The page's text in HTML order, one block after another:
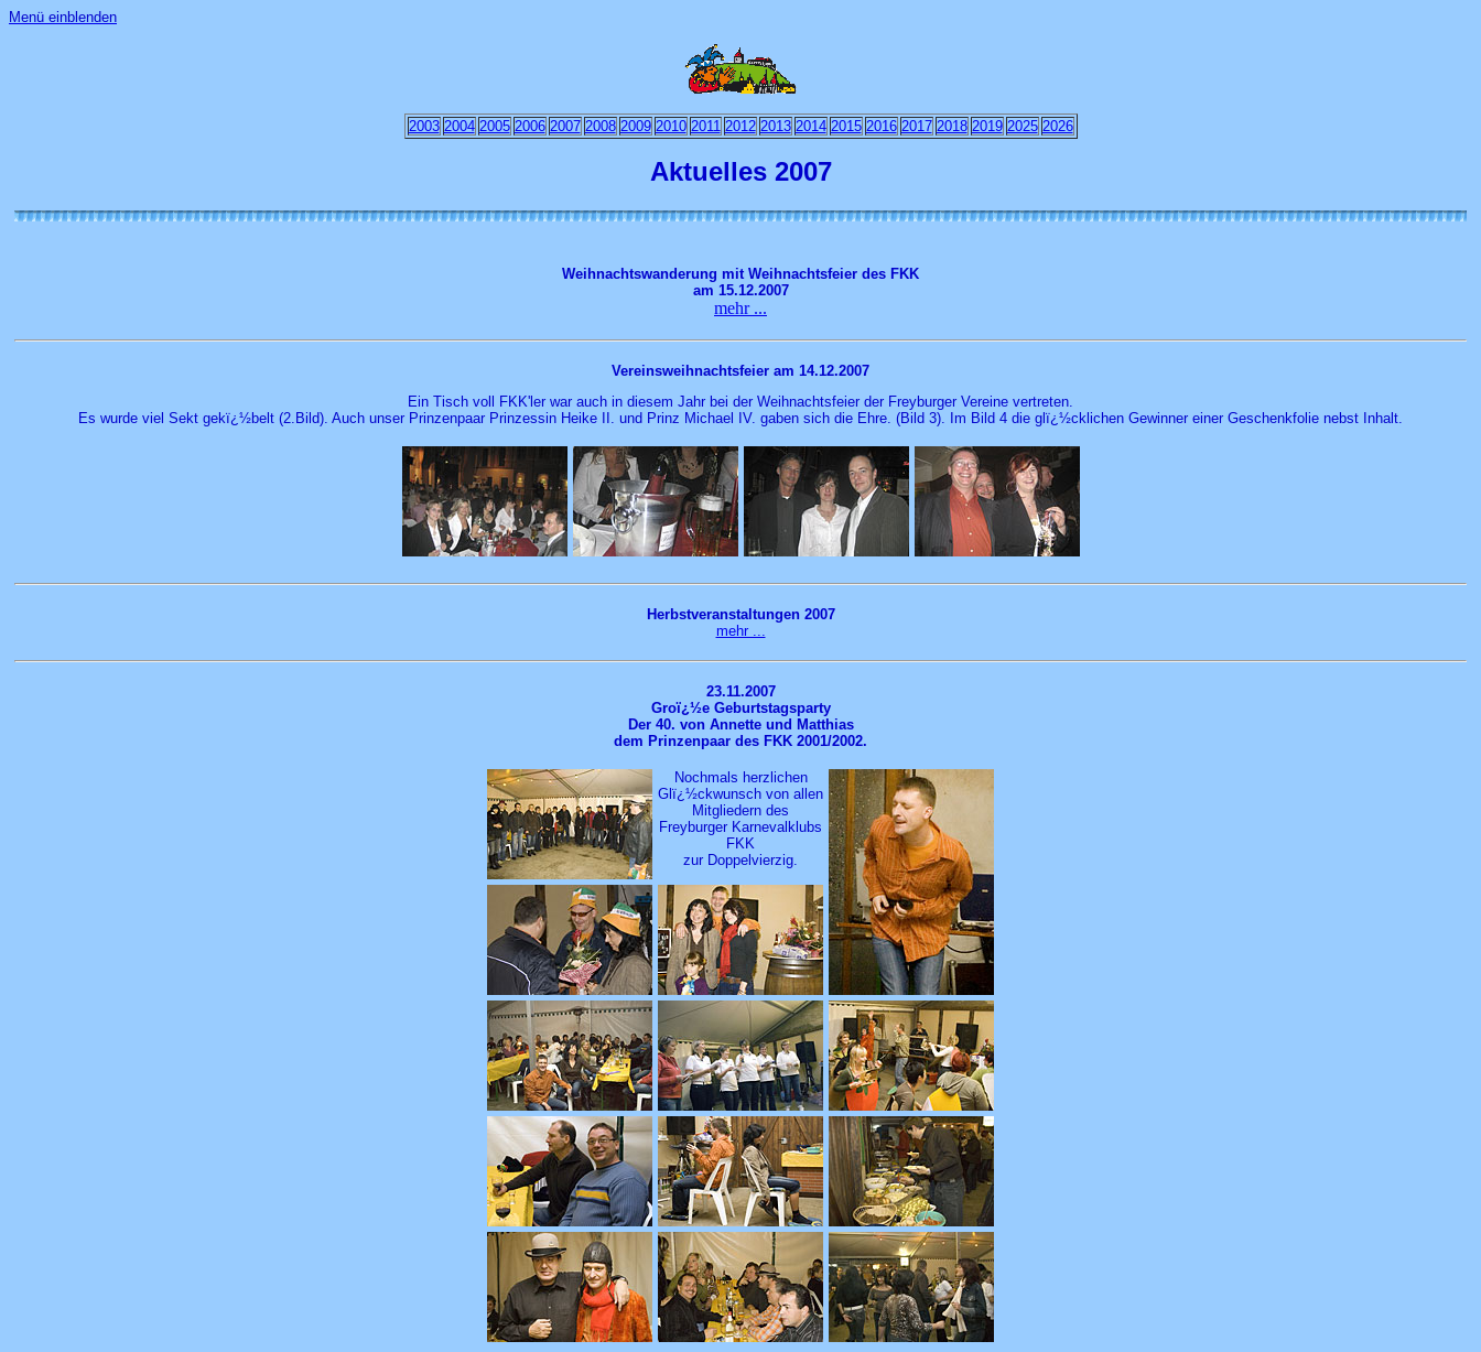
Menü einblenden
2003 2004 2005 2006 2007 2008 2009 2010 2011 2012 2013 2014 2015 2016 2017 2018 2019 2025 2026
Aktuelles 2007
Weihnachtswanderung mit Weihnachtsfeier des FKK
am 15.12.2007
mehr ...
Vereinsweihnachtsfeier am 14.12.2007
Ein Tisch voll FKK'ler war auch in diesem Jahr bei der Weihnachtsfeier der Freyburger Vereine vertreten.
Es wurde viel Sekt gekï¿½belt (2.Bild). Auch unser Prinzenpaar Prinzessin Heike II. und Prinz Michael IV. gaben sich die Ehre. (Bild 3). Im Bild 4 die glï¿½cklichen Gewinner einer Geschenkfolie nebst Inhalt.
Herbstveranstaltungen 2007
mehr ...
23.11.2007
Groï¿½e Geburtstagsparty
Der 40. von Annette und Matthias
dem Prinzenpaar des FKK 2001/2002.
Nochmals herzlichen
Glï¿½ckwunsch von allen
Mitgliedern des
Freyburger Karnevalklubs
FKK
zur Doppelvierzig.